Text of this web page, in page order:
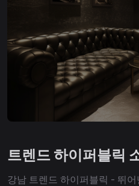
트렌드 하이퍼블릭
강남 트렌드 하이퍼블릭 - 뛰